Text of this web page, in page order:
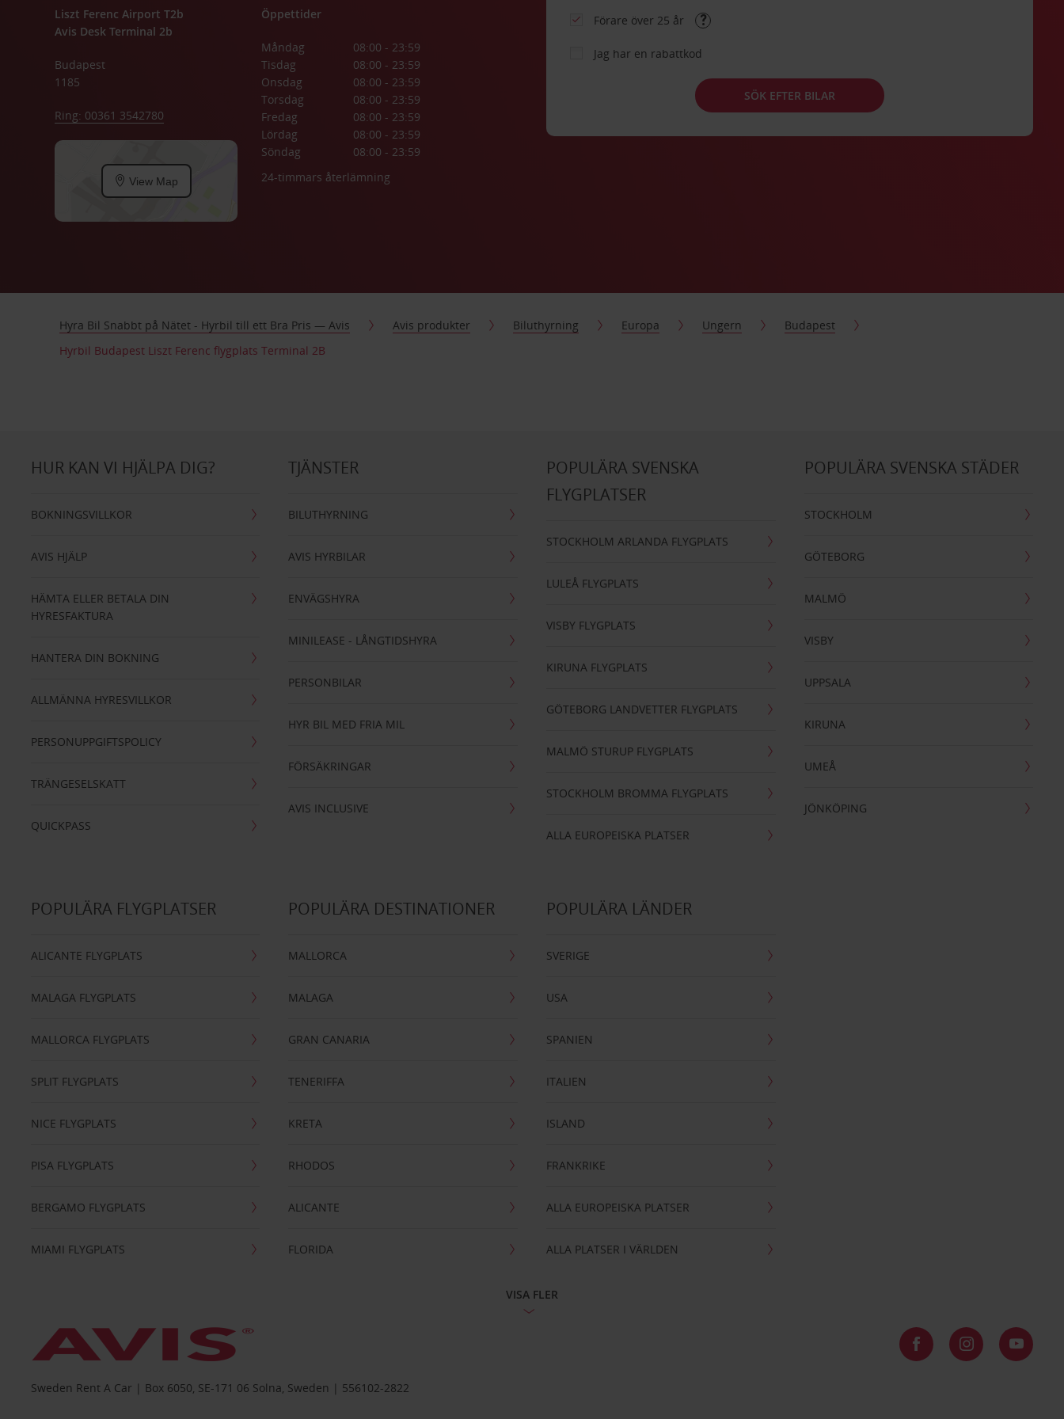
Liszt Ferenc Airport T2b
Avis Desk Terminal 2b
Budapest
1185
Ring: 00361 3542780
View Map
Öppettider
Måndag
08:00 - 23:59
Tisdag
08:00 - 23:59
Onsdag
08:00 - 23:59
Torsdag
08:00 - 23:59
Fredag
08:00 - 23:59
Lördag
08:00 - 23:59
Söndag
08:00 - 23:59
24-timmars återlämning
Förare över 25 år
Jag har en rabattkod
SÖK EFTER BILAR
Hyra Bil Snabbt på Nätet - Hyrbil till ett Bra Pris — Avis Avis produkter Biluthyrning Europa Ungern
Budapest
Hyrbil Budapest Liszt Ferenc flygplats Terminal 2B
HUR KAN VI HJÄLPA DIG?
BOKNINGSVILLKOR
AVIS HJÄLP
HÄMTA ELLER BETALA DIN
HYRESFAKTURA
HANTERA DIN BOKNING
ALLMÄNNA HYRESVILLKOR
PERSONUPPGIFTSPOLICY
TRÄNGESELSKATT
QUICKPASS
TJÄNSTER
BILUTHYRNING
AVIS HYRBILAR
ENVÄGSHYRA
MINILEASE - LÅNGTIDSHYRA
PERSONBILAR
HYR BIL MED FRIA MIL
FÖRSÄKRINGAR
AVIS INCLUSIVE
POPULÄRA SVENSKA
FLYGPLATSER
STOCKHOLM ARLANDA FLYGPLATS
LULEÅ FLYGPLATS
VISBY FLYGPLATS
KIRUNA FLYGPLATS
GÖTEBORG LANDVETTER FLYGPLATS
MALMÖ STURUP FLYGPLATS
STOCKHOLM BROMMA FLYGPLATS
ALLA EUROPEISKA PLATSER
POPULÄRA SVENSKA STÄDER
STOCKHOLM
GÖTEBORG
MALMÖ
VISBY
UPPSALA
KIRUNA
UMEÅ
JÖNKÖPING
POPULÄRA FLYGPLATSER
ALICANTE FLYGPLATS
MALAGA FLYGPLATS
MALLORCA FLYGPLATS
SPLIT FLYGPLATS
NICE FLYGPLATS
PISA FLYGPLATS
BERGAMO FLYGPLATS
MIAMI FLYGPLATS
POPULÄRA DESTINATIONER
MALLORCA
MALAGA
GRAN CANARIA
TENERIFFA
KRETA
RHODOS
ALICANTE
FLORIDA
POPULÄRA LÄNDER
SVERIGE
USA
SPANIEN
ITALIEN
ISLAND
FRANKRIKE
ALLA EUROPEISKA PLATSER
ALLA PLATSER I VÄRLDEN
VISA FLER
Sweden Rent A Car | Box 6050, SE-171 06 Solna, Sweden | 556102-2822